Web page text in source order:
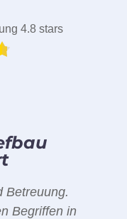
4.8 stars
Betreuung.
Begriffen in